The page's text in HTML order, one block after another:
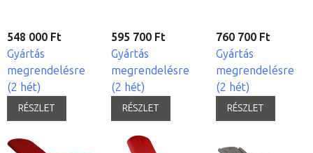
548 000 Ft
Gyártás
megrendelésre
(2 hét)
RÉSZLET
595 700 Ft
Gyártás
megrendelésre
(2 hét)
RÉSZLET
760 700 Ft
Gyártás
megrendelésre
(2 hét)
RÉSZLET